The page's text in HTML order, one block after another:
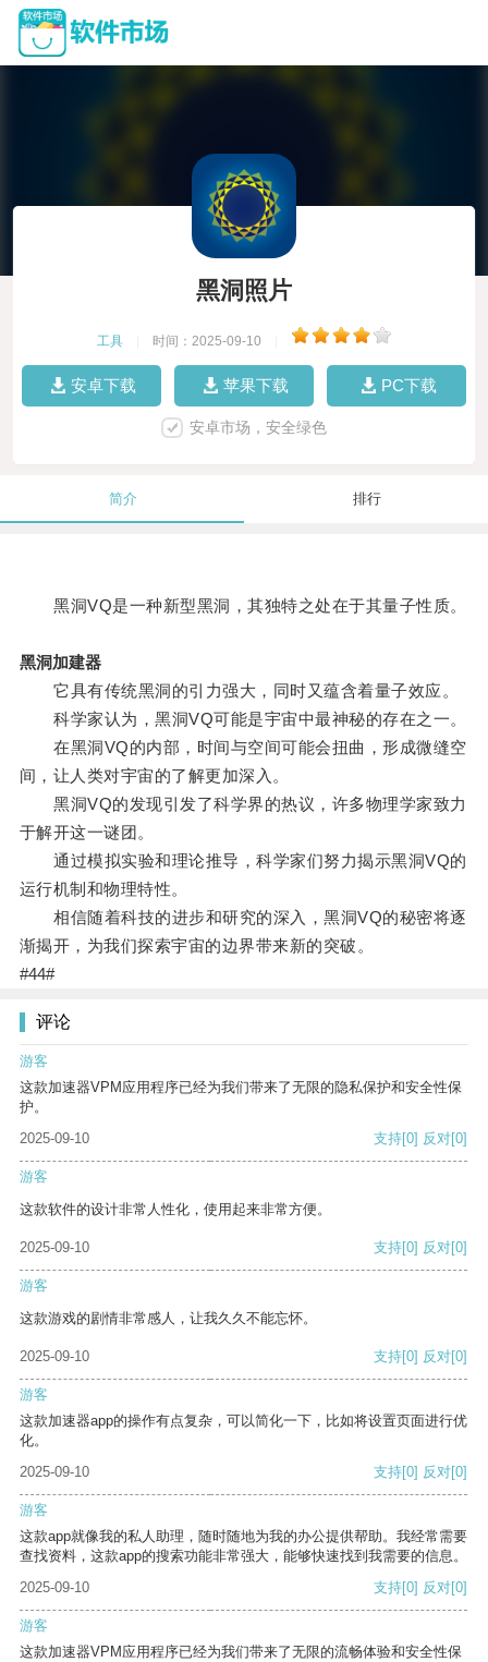
黑洞照片
工具 时间：2025-09-10
安卓下载 苹果下载 PC下载
安卓市场，安全绿色
简介 排行
黑洞VQ是一种新型黑洞，其独特之处在于其量子性质。
黑洞加建器
它具有传统黑洞的引力强大，同时又蕴含着量子效应。
科学家认为，黑洞VQ可能是宇宙中最神秘的存在之一。
在黑洞VQ的内部，时间与空间可能会扭曲，形成微缝空
间，让人类对宇宙的了解更加深入。
黑洞VQ的发现引发了科学界的热议，许多物理学家致力
于解开这一谜团。
通过模拟实验和理论推导，科学家们努力揭示黑洞VQ的
运行机制和物理特性。
相信随着科技的进步和研究的深入，黑洞VQ的秘密将逐
渐揭开，为我们探索宇宙的边界带来新的突破。
#44#
评论
游客
这款加速器VPM应用程序已经为我们带来了无限的隐私保护和安全性保
护。
2025-09-10
支持[0] 反对[0]
游客
这款软件的设计非常人性化，使用起来非常方便。
2025-09-10 支持[0] 反对[0]
游客
这款游戏的剧情非常感人，让我久久不能忘怀。
2025-09-10 支持[0] 反对[0]
游客
这款加速器app的操作有点复杂，可以简化一下，比如将设置页面进行优
化。
2025-09-10
支持[0] 反对[0]
游客
这款app就像我的私人助理，随时随地为我的办公提供帮助。我经常需要
查找资料，这款app的搜索功能非常强大，能够快速找到我需要的信息。
2025-09-10
支持[0] 反对[0]
游客
这款加速器VPM应用程序已经为我们带来了无限的流畅体验和安全性保